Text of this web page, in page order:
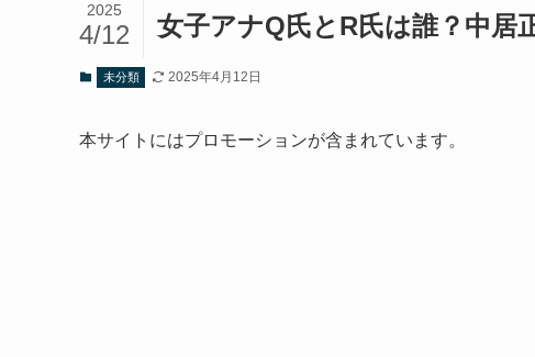
女子アナQ氏とR氏は誰？中居
2025
4/12
未分類 2025年4月12日
本サイトにはプロモーションが含まれています。